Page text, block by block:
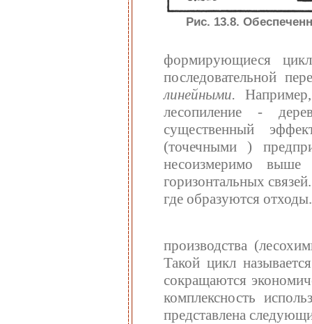
Рис. 13.8.
формирующиеся
последовательной
линейными.
лесопиление -
существенный
(точечными )
несоизмеримо
горизонтальных
где образуются
производства
Такой цикл
сокращаются
комплексность
представлена